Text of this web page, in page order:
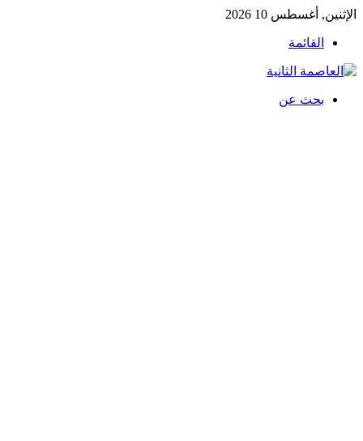
الإثنين, أغسطس 10 2026
القائمة
بحث عن